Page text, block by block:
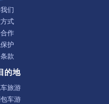
们
式
作
护
款
的地
旅游
车游